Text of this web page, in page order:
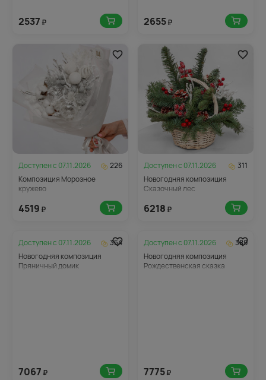
2537 ₽ 2655₽
Доступен с 07.11.2026
226
Композиция Морозное
кружево
4519 ₽
Доступен с 07.11.2026
311
Новогодняя композиция
Сказочный лес
6218 ₽
Доступен с 07.11.2026
354
Новогодняя композиция
Пряничный домик
7067 ₽
Доступен с 07.11.2026
389
Новогодняя композиция
Рождественская сказка
7775₽